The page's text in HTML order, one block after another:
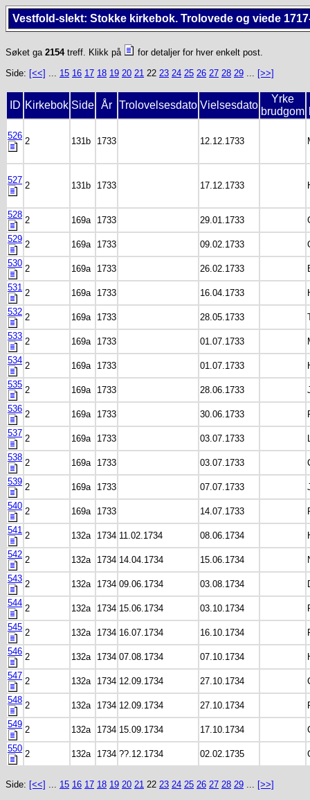
Vestfold-slekt: Stokke kirkebok. Trolovede og viede
Søket ga 2154treff. Klikk på
for detaljer for hver enkelt post.
Side: [<<] ... 15 16 17 18 19 20 21 22 23 24 25 26 27 28 29 ... [>>]
ID Kirkebok Side År Trolovelsesdato Vielsesdato
Yrke
brudgom
526
2 131b 1733 12.12.1733
527
2 131b 1733 17.12.1733
528
2 169a 1733 29.01.1733
529
2 169a 1733 09.02.1733
530
2 169a 1733 26.02.1733
531
2 169a 1733 16.04.1733
532
2 169a 1733 28.05.1733
533
2 169a 1733 01.07.1733
534
2 169a 1733 01.07.1733
535
2 169a 1733 28.06.1733
536
2 169a 1733 30.06.1733
537
2 169a 1733 03.07.1733
538
2 169a 1733 03.07.1733
539
2 169a 1733 07.07.1733
540
2 169a 1733 14.07.1733
541
2 132a 1734 11.02.1734 08.06.1734
542
2 132a 1734 14.04.1734 15.06.1734
543
2 132a 1734 09.06.1734 03.08.1734
544
2 132a 1734 15.06.1734 03.10.1734
545
2 132a 1734 16.07.1734 16.10.1734
546
2 132a 1734 07.08.1734 07.10.1734
547
2 132a 1734 12.09.1734 27.10.1734
548
2 132a 1734 12.09.1734 27.10.1734
549
2 132a 1734 15.09.1734 17.10.1734
550
2 132a 1734 ??.12.1734 02.02.1735
Side: [<<] ... 15 16 17 18 19 20 21 22 23 24 25 26 27 28 29 ... [>>]